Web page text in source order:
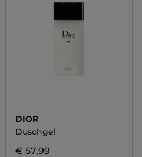
DIOR
Duschgel
€ 57,99